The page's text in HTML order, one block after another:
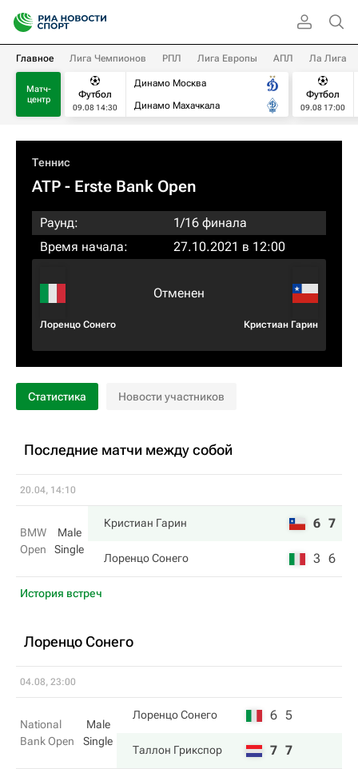
Главное Лига Чемпионов РПЛ Лига Европы АПЛ Ла Лига
Матч-
центр
Футбол
09.08 14:30
Динамо Москва
Динамо Махачкала
Футбол
09.08 17:00
Теннис
ATP - Erste Bank Open
Раунд:
1/16 финала
Время начала:
27.10.2021 в 12:00
Лоренцо Сонего
Отменен
Кристиан Гарин
Статистика Новости участников
Последние матчи между собой
20.04, 14:10
BMW
Open
Male
Single
Кристиан Гарин 6 7
Лоренцо Сонего 3 6
История встреч
Лоренцо Сонего
04.08, 23:00
National
Bank Open
Male
Single
Лоренцо Сонего 6 5
Таллон Грикспор 7 7